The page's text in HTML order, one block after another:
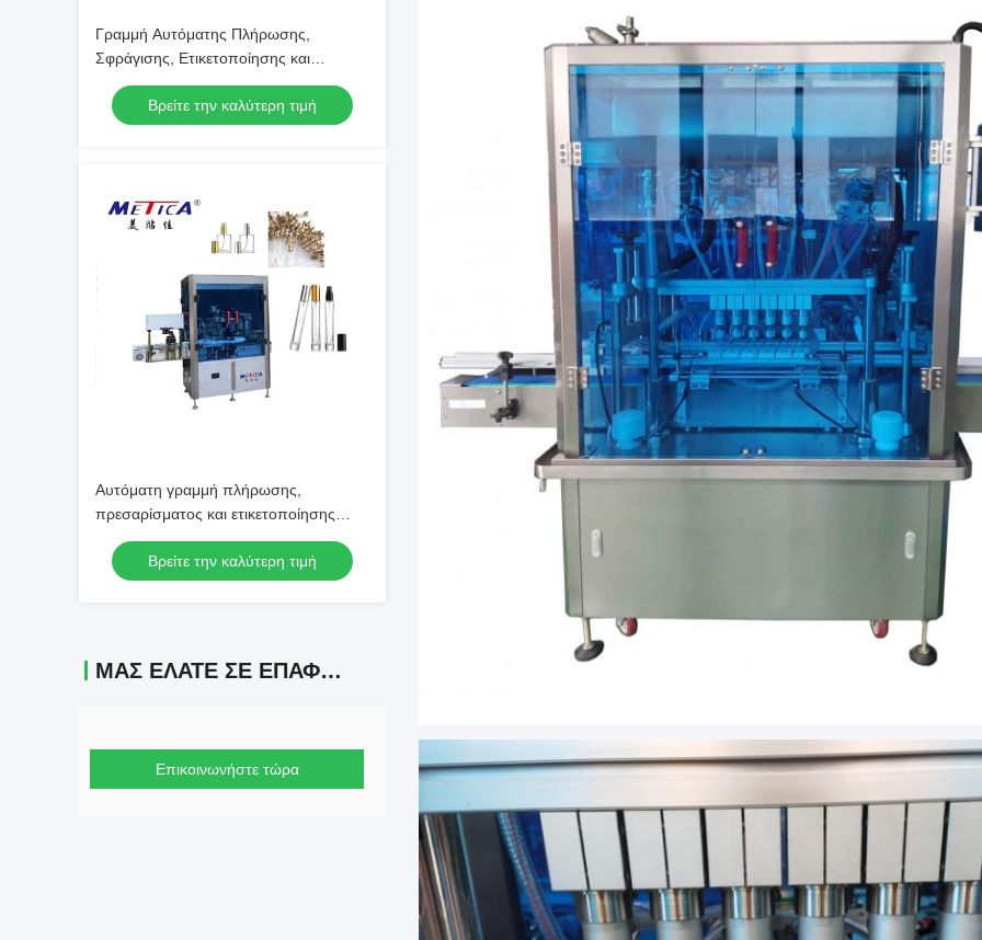
Γραμμή Αυτόματης Πλήρωσης,
Σφράγισης, Ετικετοποίησης και
Συσκευασίας Αρωμάτων Εισαγωγικού
Επιπέδου 1200-1800BPH 2-Κεφαλών
Αντλίας Γρανάζων Μονής Σφράγισης
Βρείτε την καλύτερη τιμή
Αυτόματη γραμμή πλήρωσης,
πρεσαρίσματος και ετικετοποίησης
μπουκαλιών αρωμάτων εισαγωγικού
επιπέδου 1200-1800BPH 2-Κεφαλών
Πλήρωση Μονό Πρεσάρισμα
Βρείτε την καλύτερη τιμή
ΜΑΣ ΕΛΆΤΕ ΣΕ ΕΠΑΦΉ ΜΕ
Επικοινωνήστε τώρα